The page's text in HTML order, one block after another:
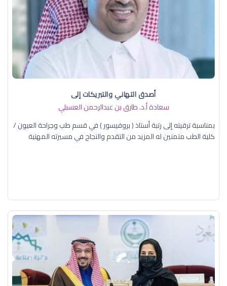
أصدق التهاني والتبريكات إلى
سعادة أ.د. ​طارق بن عبدالرحمن العسبلي
بمناسبة ترقيته إلى رتبة أستاذ ( بروفيسور ) في قسم طب وجراحة العيون /
كلية الطب متمنين له المزيد من التقدم والنجاح في مسيرته المهنية